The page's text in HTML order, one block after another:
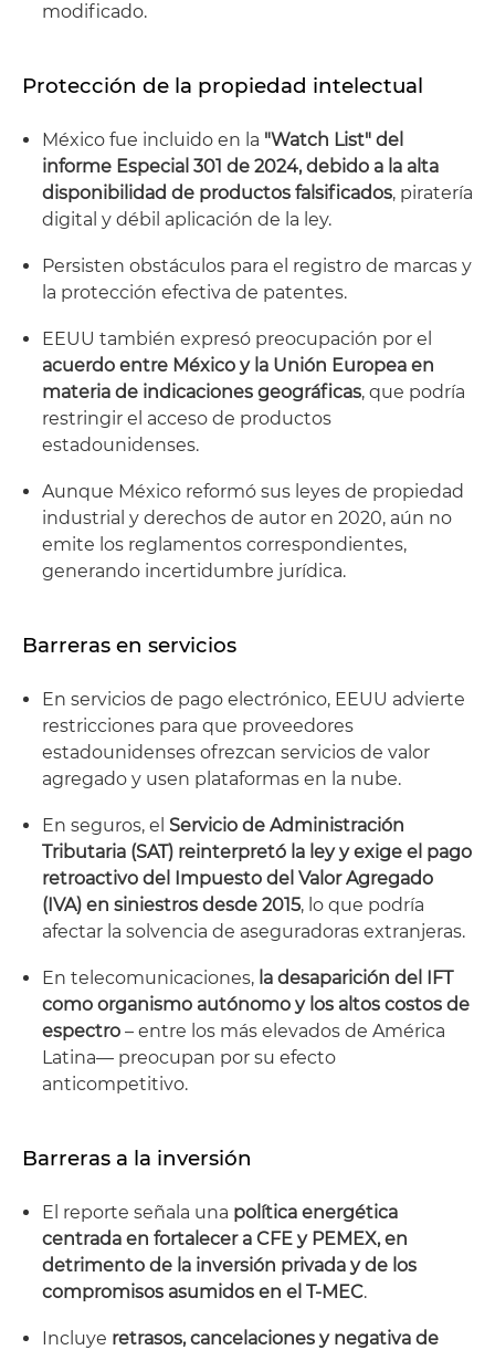
modificado.
Protección de la propiedad intelectual
México fue incluido en la "Watch List" del
informe Especial 301 de 2024, debido a la alta
disponibilidad de productos falsificados, piratería
digital y débil aplicación de la ley.
Persisten obstáculos para el registro de marcas y
la protección efectiva de patentes.
EEUU también expresó preocupación por el
acuerdo entre México y la Unión Europea en
materia de indicaciones geográficas, que podría
restringir el acceso de productos
estadounidenses.
Aunque México reformó sus leyes de propiedad
industrial y derechos de autor en 2020, aún no
emite los reglamentos correspondientes,
generando incertidumbre jurídica.
Barreras en servicios
En servicios de pago electrónico, EEUU advierte
restricciones para que proveedores
estadounidenses ofrezcan servicios de valor
agregado y usen plataformas en la nube.
En seguros, el Servicio de Administración
Tributaria (SAT) reinterpretó la ley y exige el pago
retroactivo del Impuesto del Valor Agregado
(IVA) en siniestros desde 2015, lo que podría
afectar la solvencia de aseguradoras extranjeras.
En telecomunicaciones, la desaparición del IFT
como organismo autónomo y los altos costos de
espectro – entre los más elevados de América
Latina— preocupan por su efecto
anticompetitivo.
Barreras a la inversión
El reporte señala una política energética
centrada en fortalecer a CFE y PEMEX, en
detrimento de la inversión privada y de los
compromisos asumidos en el T-MEC.
Incluye retrasos, cancelaciones y negativa de